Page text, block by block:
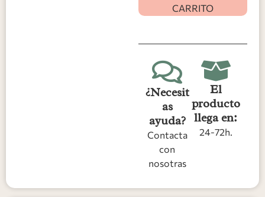
CARRITO
¿Necesit
as
ayuda?
Contacta
con
nosotras
El
producto
llega en:
24-72h.